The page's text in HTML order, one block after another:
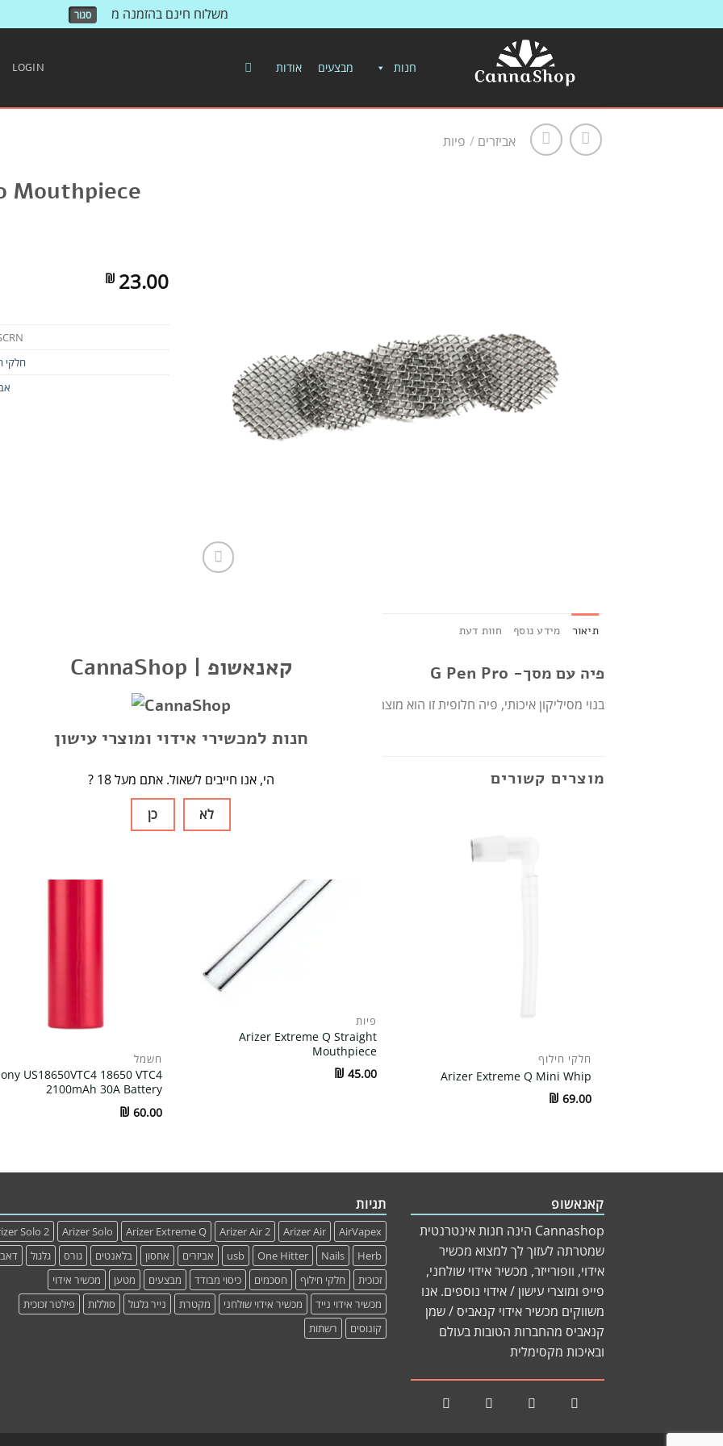
CannaShop | קאנאשופ
חנות למכשירי אידוי ומוצרי עישון
? הי, אנו חייבים לשאול. אתם מעל 18
כן
לא
משלוח חינם בהזמנה מעל 500 ש"ח! סגור
חנות מבצעים אודות LOGIN
אביזרים / פיות
Mouthpiece
₪ 23.00
חלקי
תיאור מידע נוסף חוות דעת
פיה עם מסך- G Pen Pro
בנוי מסיליקון איכותי, פיה חלופית זו הוא מוצר מקורי של היצרן ומיועד במיוחד למאדה G Pen Pro.
מוצרים קשורים
חשמל
US18650VTC4 18650 VTC4
2100mAh 30A Battery
₪ 60.00
פיות
Arizer Extreme Q Straight
Mouthpiece
₪ 45.00
חלקי חילוף
Arizer Extreme Q Mini Whip
₪ 69.00
קאנאשופ
Cannashop הינה חנות אינטרנטית
שמטרתה לעזוך לך למצוא מכשיר
אידוי, וופורייזר, מכשיר אידוי שולחני,
פייפ ומוצרי עישון / אידוי נוספים. אנו
משווקים מכשיר אידוי קנאביס / שמן
קנאביס מהחברות הטובות בעולם
ובאיכות מקסימלית
תגיות
AirVapex
Arizer Air
Arizer Air 2
Arizer Extreme Q
Arizer Solo
Solo 2
Herb
Nails
One Hitter
usb אביזרים אחסון בלאנטים גורס גלגול
דאב
זכוכית
חלקי חילוף חסכמים כיסוי מבודד מבצעים מטען
מכשיר אידוי
מכשיר אידוי נייד
מכשיר אידוי שולחני מקטרת נייר גלגול סוללות
פילטר זכוכית
קונוסים
רשתות